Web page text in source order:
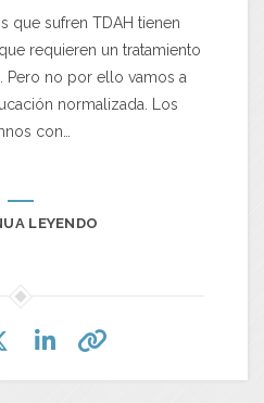
que sufren TDAH tienen
requieren un tratamiento
Pero no por ello vamos a
normalizada. Los
con…
LEYENDO